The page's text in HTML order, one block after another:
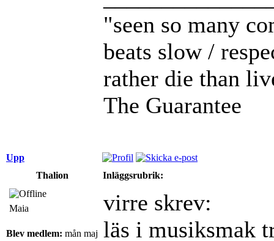
"seen so many
beats slow /
rather die than
The Guarantee
Upp
Thalion
Inläggsrubrik:
Maia
Blev medlem: mån maj
virre skrev:
läs i musiksmak